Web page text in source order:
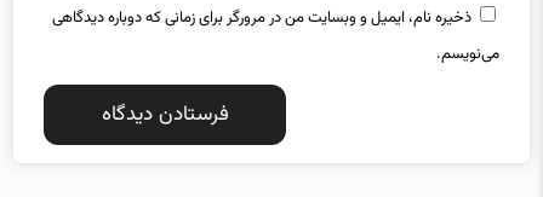
ذخیره نام، ایمیل و وبسایت من در مرورگر برای زمانی که دوباره دیدگاهی
می‌نویسم.